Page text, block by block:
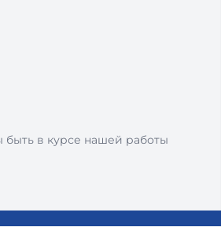
быть в курсе нашей работы